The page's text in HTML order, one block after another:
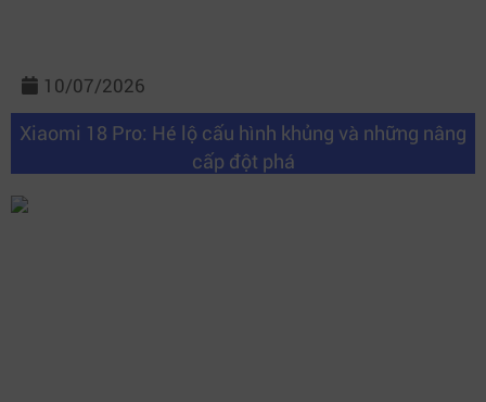
10/07/2026
Xiaomi 18 Pro: Hé lộ cấu hình khủng và những nâng
cấp đột phá